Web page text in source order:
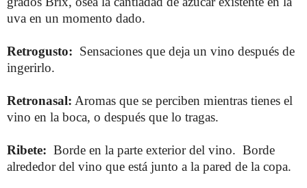
uva en un momento dado.
Retrogusto: Sensaciones que deja un vino después de
ingerirlo.
Retronasal: Aromas que se perciben mientras tienes el
vino en la boca, o después que lo tragas.
Ribete: Borde en la parte exterior del vino. Borde
alrededor del vino que está junto a la pared de la copa.